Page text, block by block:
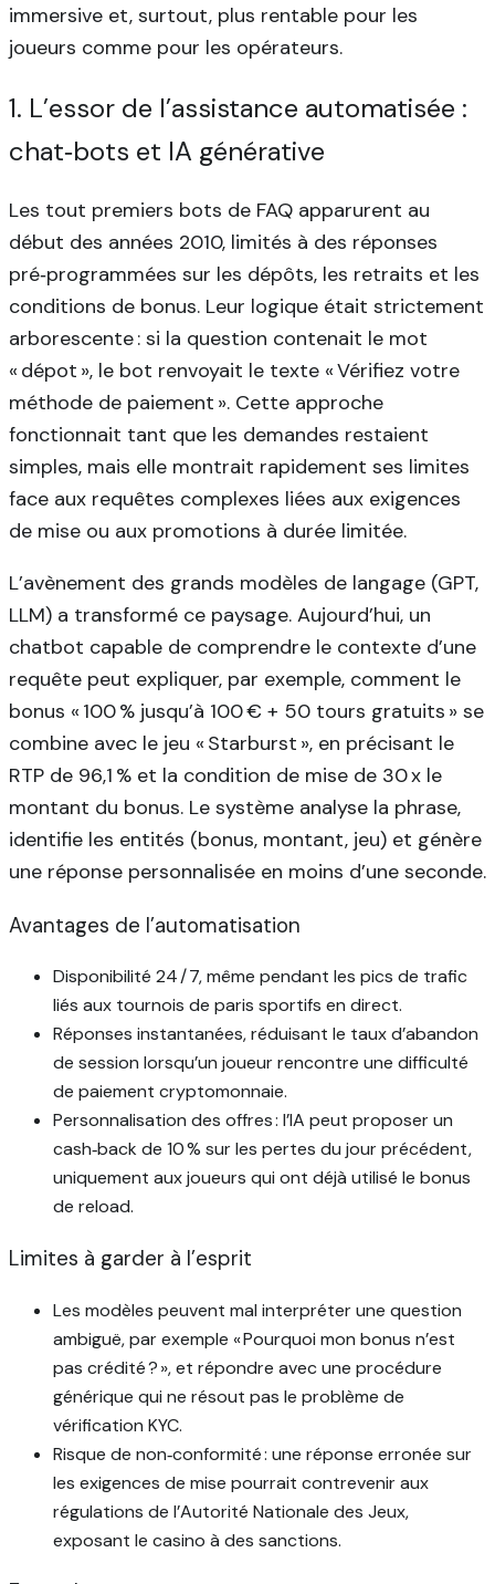
immersive et, surtout, plus rentable pour les
joueurs comme pour les opérateurs.
1. L’essor de l’assistance automatisée :
chat‑bots et IA générative
Les tout premiers bots de FAQ apparurent au
début des années 2010, limités à des réponses
pré‑programmées sur les dépôts, les retraits et les
conditions de bonus. Leur logique était strictement
arborescente : si la question contenait le mot
« dépot », le bot renvoyait le texte « Vérifiez votre
méthode de paiement ». Cette approche
fonctionnait tant que les demandes restaient
simples, mais elle montrait rapidement ses limites
face aux requêtes complexes liées aux exigences
de mise ou aux promotions à durée limitée.
L’avènement des grands modèles de langage (GPT,
LLM) a transformé ce paysage. Aujourd’hui, un
chatbot capable de comprendre le contexte d’une
requête peut expliquer, par exemple, comment le
bonus « 100 % jusqu’à 100 € + 50 tours gratuits » se
combine avec le jeu « Starburst », en précisant le
RTP de 96,1 % et la condition de mise de 30 x le
montant du bonus. Le système analyse la phrase,
identifie les entités (bonus, montant, jeu) et génère
une réponse personnalisée en moins d’une seconde.
Avantages de l’automatisation
Disponibilité 24 / 7, même pendant les pics de trafic
liés aux tournois de paris sportifs en direct.
Réponses instantanées, réduisant le taux d’abandon
de session lorsqu’un joueur rencontre une difficulté
de paiement cryptomonnaie.
Personnalisation des offres : l’IA peut proposer un
cash‑back de 10 % sur les pertes du jour précédent,
uniquement aux joueurs qui ont déjà utilisé le bonus
de reload.
Limites à garder à l’esprit
Les modèles peuvent mal interpréter une question
ambiguë, par exemple « Pourquoi mon bonus n’est
pas crédité ? », et répondre avec une procédure
générique qui ne résout pas le problème de
vérification KYC.
Risque de non‑conformité : une réponse erronée sur
les exigences de mise pourrait contrevenir aux
régulations de l’Autorité Nationale des Jeux,
exposant le casino à des sanctions.